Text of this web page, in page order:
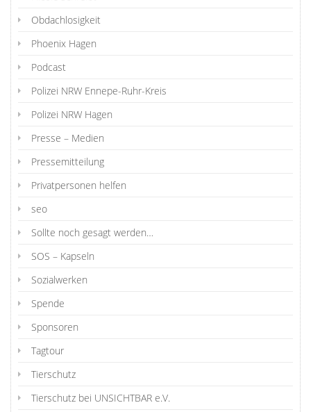
Obdachlosigkeit
Phoenix Hagen
Podcast
Polizei NRW Ennepe-Ruhr-Kreis
Polizei NRW Hagen
Presse – Medien
Pressemitteilung
Privatpersonen helfen
seo
Sollte noch gesagt werden…
SOS – Kapseln
Sozialwerken
Spende
Sponsoren
Tagtour
Tierschutz
Tierschutz bei UNSICHTBAR e.V.